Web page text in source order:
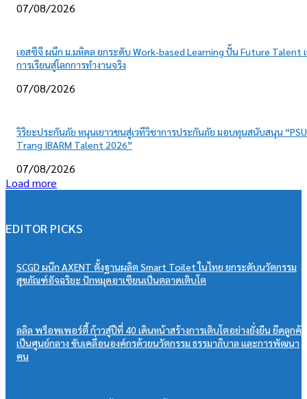
07/08/2026
เอสซีจี ผนึก ม.มหิดล ยกระดับ Work-based Learning ปั้น Future Talent
การเรียนสู่โลกการทำงานจริง
07/08/2026
วิริยะประกันภัย หนุนเยาวชนสู่เวทีวิชาการประกันภัย มอบทุนสนับสนุน “PSU
Trang IBARM Talent 2026”
07/08/2026
Load more
EDITOR PICKS
SCGD ผนึก AXENT ตั้งฐานผลิต Smart Toilet ในไทย ยกระดับนวัตกรรม
สุขภัณฑ์อัจฉริยะ ปักหมุดอาเซียนเป็นตลาดเติบโต
ลลิล พร็อพเพอร์ตี้ ก้าวสู่ปีที่ 40 เดินหน้าสร้างการเติบโตอย่างยั่งยืน ยึดลูกค้า
เป็นศูนย์กลาง ขับเคลื่อนองค์กรด้วยนวัตกรรม ธรรมาภิบาล และการพัฒนา
คน